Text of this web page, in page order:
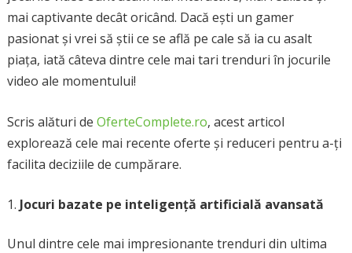
mai captivante decât oricând. Dacă ești un gamer
pasionat și vrei să știi ce se află pe cale să ia cu asalt
piața, iată câteva dintre cele mai tari trenduri în jocurile
video ale momentului!
Scris alături de OferteComplete.ro, acest articol
explorează cele mai recente oferte și reduceri pentru a-ți
facilita deciziile de cumpărare.
Jocuri bazate pe inteligență artificială avansată
Unul dintre cele mai impresionante trenduri din ultima